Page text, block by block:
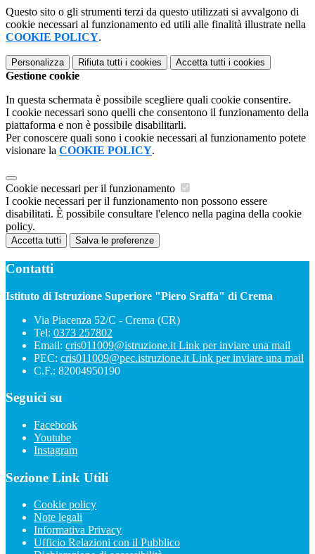
Questo sito o gli strumenti terzi da questo utilizzati si avvalgono di
cookie necessari al funzionamento ed utili alle finalità illustrate nella
COOKIE POLICY.
Personalizza Rifiuta tutti i cookies Accetta tutti i cookies
Gestione cookie
In questa schermata è possibile scegliere quali cookie consentire.
I cookie necessari sono quelli che consentono il funzionamento della
piattaforma e non è possibile disabilitarli.
Per conoscere quali sono i cookie necessari al funzionamento potete
visionare la COOKIE POLICY.
Cookie necessari per il funzionamento
I cookie necessari per il funzionamento non possono essere
disabilitati. È possibile consultare l'elenco nella pagina della cookie
policy.
Accetta tutti Salva le preferenze
Contatti
Istituto di Istruzione Superiore "Piero Sraffa" di Crema
Via Piacenza 52/C - Crema (CR)
Tel: 0373 257802
Email: cris011009@istruzione.it Link per inviare una mail
PEC: cris011009@pec.istruzione.it Link per inviare una mail
C.F.: 82004950190
Seguici su
Facebook
Youtube
Instagram
Sezione Link Utili
Cookie policy
Note legali
Informativa Privacy
Ufficio Relazioni con il Pubblico